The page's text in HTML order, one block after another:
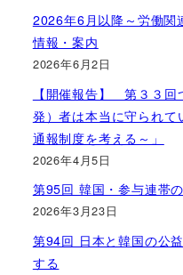
2026年6月以降～労働関
情報・案内
2026年6月2日
【開催報告】 第３３
発）者は本当に守られ
通報制度を考える～」
2026年4月5日
第95回 韓国・参与連帯
2026年3月23日
第94回 日本と韓国の公
する